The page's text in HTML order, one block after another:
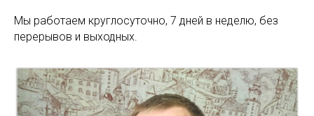
Мы работаем круглосуточно, 7 дней в неделю, без
перерывов и выходных.